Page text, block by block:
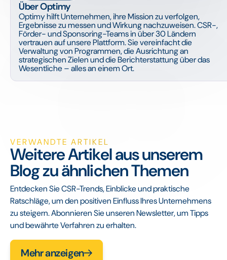
Über Optimy
Optimy hilft Unternehmen, ihre Mission zu verfolgen,
Ergebnisse zu messen und Wirkung nachzuweisen. CSR-,
Förder- und Sponsoring-Teams in über 30 Ländern
vertrauen auf unsere Plattform. Sie vereinfacht die
Verwaltung von Programmen, die Ausrichtung an
strategischen Zielen und die Berichterstattung über das
Wesentliche – alles an einem Ort.
VERWANDTE ARTIKEL
Weitere Artikel aus unserem
Blog zu ähnlichen Themen
Entdecken Sie CSR-Trends, Einblicke und praktische
Ratschläge, um den positiven Einfluss Ihres Unternehmens
zu steigern. Abonnieren Sie unseren Newsletter, um Tipps
und bewährte Verfahren zu erhalten.
Mehr anzeigen